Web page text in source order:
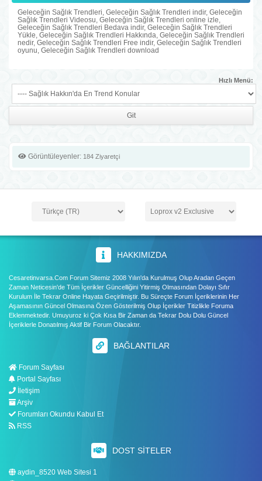
Geleceğin Sağlık Trendleri, Geleceğin Sağlık Trendleri indir, Geleceğin
Sağlık Trendleri Videosu, Geleceğin Sağlık Trendleri online izle,
Geleceğin Sağlık Trendleri Bedava indir, Geleceğin Sağlık Trendleri
Yükle, Geleceğin Sağlık Trendleri Hakkında, Geleceğin Sağlık Trendleri
nedir, Geleceğin Sağlık Trendleri Free indir, Geleceğin Sağlık Trendleri
oyunu, Geleceğin Sağlık Trendleri download
Hızlı Menü:
Görüntüleyenler: 184 Ziyaretçi
HAKKIMIZDA
Cesaretinvarsa.Com Forum Sitemiz 2008 Yılın'da Kurulmuş Olup Aradan Geçen
Zaman Neticesin'de Tüm İçerikler Güncelliğini Yitirmiş Olmasından Dolayı Sıfır
Kurulum İle Tekrar Online Hayata Geçirilmiştir. Bu Süreçte Forum İçeriklerinin Her
Aşamasının Güncel Olmasına Özen Gösterilmiş Olup İçerikler Titizlikle Foruma
Eklenmektedir. Umuyuroz ki Çok Kısa Bir Zaman da Tekrar Dolu Dolu Güncel
İçeriklerle Donatılmış Aktif Bir Forum Olacaktır.
BAĞLANTILAR
Forum Sayfası
Portal Sayfası
İletişim
Arşiv
Forumları Okundu Kabul Et
RSS
DOST SITELER
aydin_8520 Web Sitesi 1